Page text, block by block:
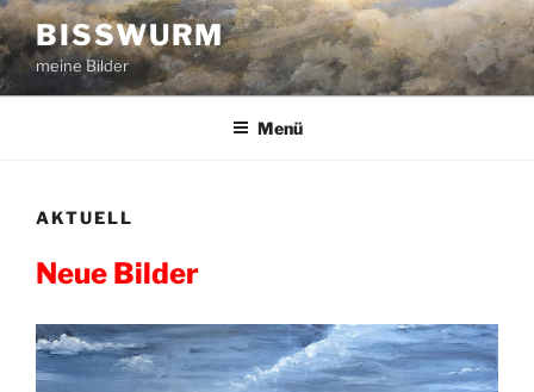
Zum
Inhalt
springen
BISSWURM
meine Bilder
Menü
AKTUELL
Neue Bilder